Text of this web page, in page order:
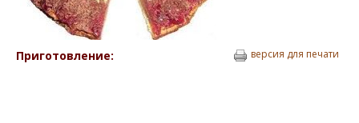
Приготовление: версия для печати